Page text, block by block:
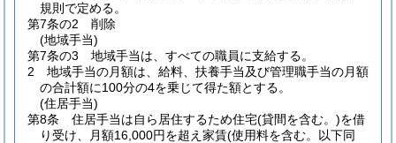
規則で定める。
第7条の2
削除
(地域手当)
第7条の3
地域手当は、すべての職員に支給する。
2
地域手当の月額は、給料、扶養手当及び管理職手当の月額
の合計額に100分の4を乗じて得た額とする。
(住居手当)
第8条
住居手当は自ら居住するため住宅(貸間を含む。)を借
り受け、月額16,000円を超え家賃(使用料を含む。以下同